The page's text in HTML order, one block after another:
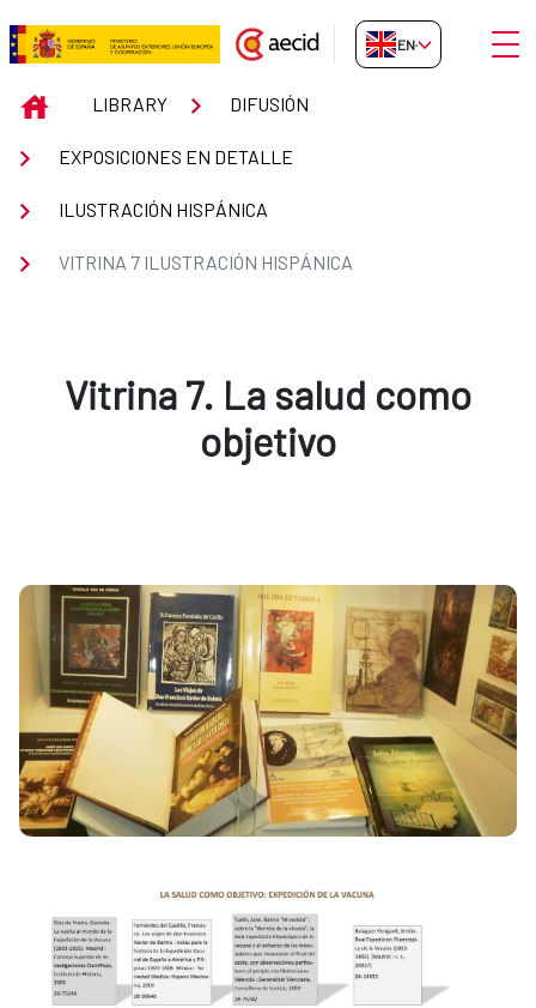
Skip to Main Content
Vitrina 7 Ilustración Hispánica
EN-GB
INICIOLIBRARY DIFUSIÓN
EXPOSICIONES EN DETALLE
ILUSTRACIÓN HISPÁNICA
VITRINA 7 ILUSTRACIÓN HISPÁNICA
Vitrina 7. La salud como
objetivo